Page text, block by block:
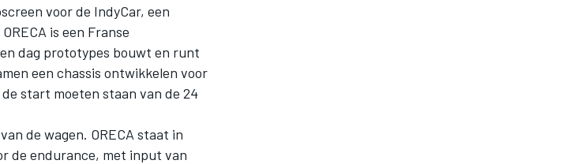
voor de IndyCar, een
is een Franse
dag prototypes bouwt en runt
een chassis ontwikkelen voor
start moeten staan van de 24
de wagen. ORECA staat in
de endurance, met input van